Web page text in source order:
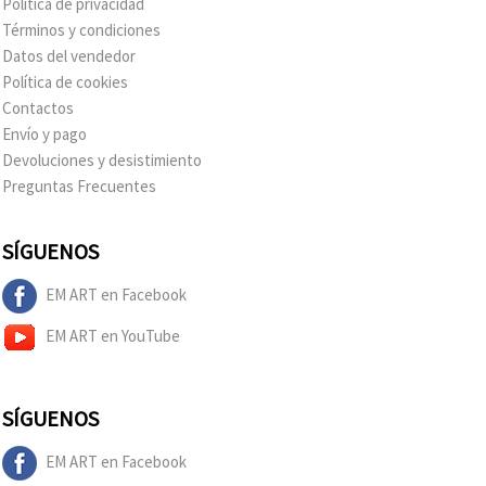
Términos y condiciones
Datos del vendedor
Política de cookies
Contactos
Envío y pago
Devoluciones y desistimiento
Preguntas Frecuentes
SÍGUENOS
EM ART en Facebook
EM ART en YouTube
SÍGUENOS
EM ART en Facebook